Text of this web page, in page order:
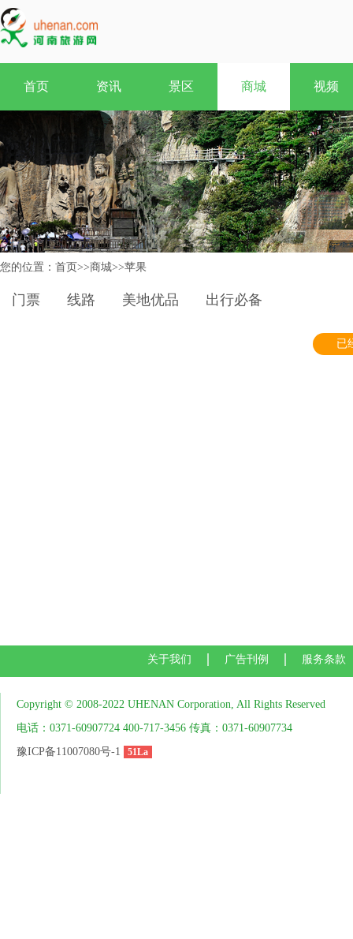
首页 资讯 景区 商城 视频
您的位置： 首页>>商城>>苹果
门票 线路 美地优品 出行必备
已
关于我们 广告刊例 服务条款
Copyright © 2008-2022 UHENAN Corporation, All Rights Reserved
电话：0371-60907724 400-717-3456 传真：0371-60907734
豫ICP备11007080号-1
51La